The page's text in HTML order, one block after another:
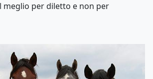
meglio per diletto e non per